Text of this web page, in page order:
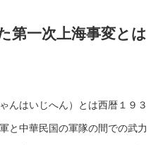
第一次上海事変とは
んはいじへん）とは西暦１９３
と中華民国の軍隊の間での武力